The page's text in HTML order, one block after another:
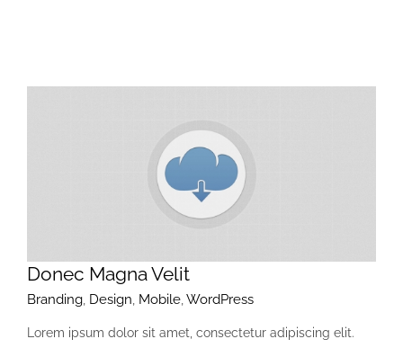
Donec Magna Velit
Branding, Design, Mobile,WordPress
Lorem ipsum dolor sit amet, consectetur adipiscing elit.